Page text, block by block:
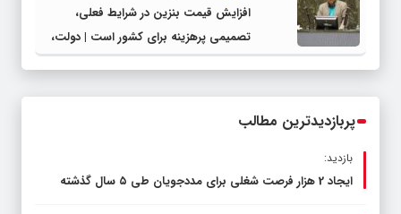
افزایش قیمت بنزین در شرایط فعلی،
تصمیمی پرهزینه برای کشور است | دولت،
قاچاق سوخت و عوامل اصلی ناترازی را
پربازدیدترین مطالب
بازدید:
ایجاد 2 هزار فرصت شغلی برای مددجویان طی ۵ سال گذشته